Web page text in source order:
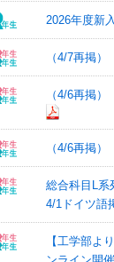
2026年度新
（4/7再掲
（4/6再掲
（4/6再掲
総合科目L系
4/1ドイツ語
【工学部よ